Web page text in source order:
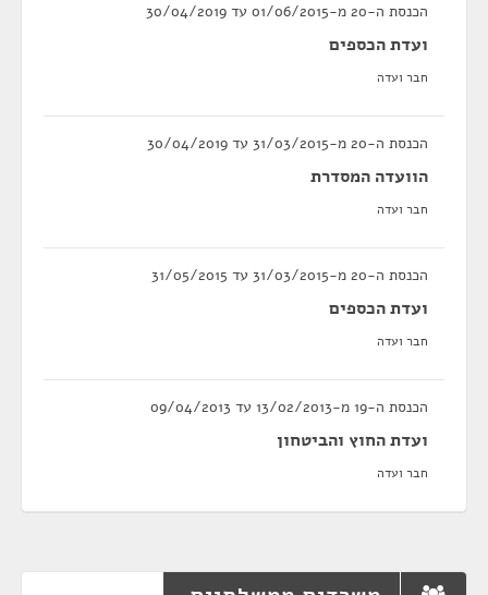
הכנסת ה-20 מ-01/06/2015 עד 30/04/2019
ועדת הכספים
חבר ועדה
הכנסת ה-20 מ-31/03/2015 עד 30/04/2019
הוועדה המסדרת
חבר ועדה
הכנסת ה-20 מ-31/03/2015 עד 31/05/2015
ועדת הכספים
חבר ועדה
הכנסת ה-19 מ-13/02/2013 עד 09/04/2013
ועדת החוץ והביטחון
חבר ועדה